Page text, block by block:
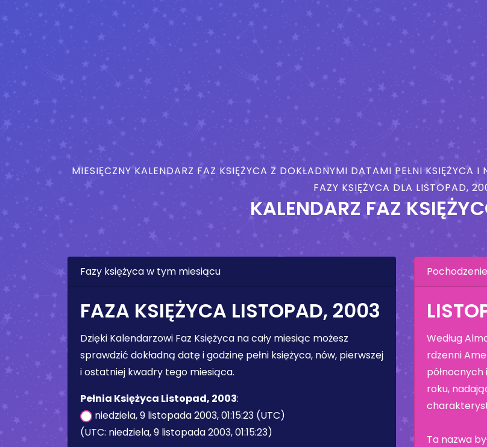
MIESIĘCZNY KALENDARZ FAZ KSIĘŻYCA Z DOKŁADNYMI DATAMI PEŁNI KSIĘŻYCA
FAZY KSIĘŻYCA DLA LISTOPAD,
KALENDARZ FAZ
Fazy księżyca w tym miesiącu
FAZA KSIĘŻYCA LISTOPAD, 2003
Dzięki Kalendarzowi Faz Księżyca na cały miesiąc możesz
sprawdzić dokładną datę i godzinę pełni księżyca, nów, pierwszej
i ostatniej kwadry tego miesiąca.
Pełnia Księżyca Listopad, 2003:
niedziela, 9 listopada 2003, 01:15:23 (UTC)
(UTC: niedziela, 9 listopada 2003, 01:15:23)
Według
rdzenni
roku,
Ta nazwa